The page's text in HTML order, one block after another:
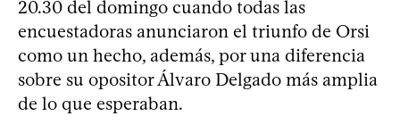
20.30 del domingo cuando todas las
encuestadoras anunciaron el triunfo de Orsi
como un hecho, además, por una diferencia
sobre su opositor Álvaro Delgado más amplia
de lo que esperaban.